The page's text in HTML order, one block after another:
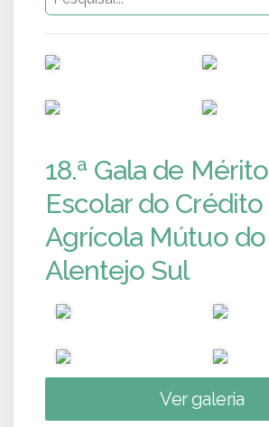
18.ª Gala de Mérito
Escolar do Crédito
Agrícola Mútuo do
Alentejo Sul
Ver galeria